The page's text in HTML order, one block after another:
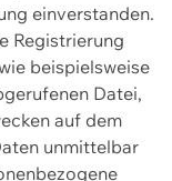
einverstanden.
Registrierung
beispielsweise
Datei,
auf dem
unmittelbar